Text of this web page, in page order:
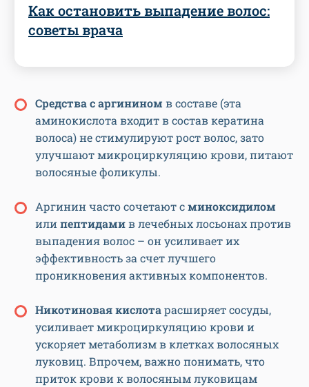
Как остановить выпадение волос:
советы врача
Средства с аргинином в составе (эта
аминокислота входит в состав кератина
волоса) не стимулируют рост волос, зато
улучшают микроциркуляцию крови, питают
волосяные фоликулы.
Аргинин часто сочетают сминоксидилом
или пептидамив лечебных лосьонах против
выпадения волос – он усиливает их
эффективность за счет лучшего
проникновения активных компонентов.
Никотиновая кислотарасширяет сосуды,
усиливает микроциркуляцию крови и
ускоряет метаболизм в клетках волосяных
луковиц. Впрочем, важно понимать, что
приток крови к волосяным луковицам